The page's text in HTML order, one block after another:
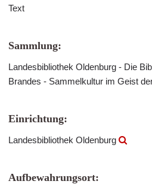
Text
Sammlung:
Landesbibliothek Oldenburg - Die
Brandes - Sammelkultur im Geist
Einrichtung:
Landesbibliothek Oldenburg
Aufbewahrungsort: